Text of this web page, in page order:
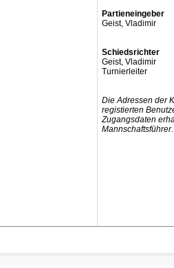
Partieneingeber
Geist, Vladimir
Schiedsrichter
Geist, Vladimir
Turnierleiter
Die Adressen der
registierten
Zugangsdaten
Mannschaftsführer.